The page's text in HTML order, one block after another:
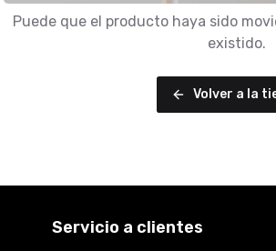
Puede que el producto haya sido
existido.
Volver a la
Servicio a clientes